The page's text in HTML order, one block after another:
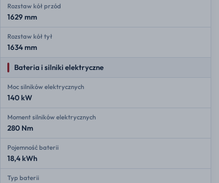
Rozstaw kół przód
1629 mm
Rozstaw kół tył
1634 mm
Bateria i silniki elektryczne
Moc silników elektrycznych
140 kW
Moment silników elektrycznych
280 Nm
Pojemność baterii
18,4 kWh
Typ baterii